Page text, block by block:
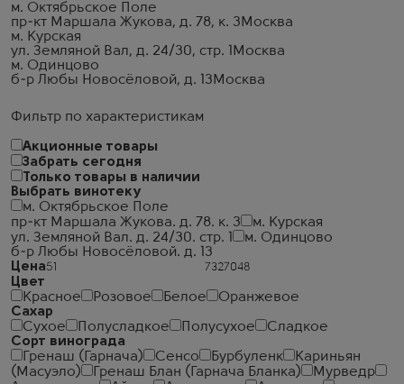
Фильтр по характеристикам
Акционные товары
Забрать сегодня
Только товары в наличии
Выбрать винотеку
м. Октябрьское Поле
пр-кт Маршала Жукова. д. 78. к. 3
м. Курская
ул. Земляной Вал. д. 24/30. стр. 1
м. Одинцово
б-р Любы Новосёловой. д. 13
Цена
Цвет
Красное
Розовое Белое
Оранжевое
Сахар
Сухое
Полусладкое Полусухое
Сладкое
Сорт винограда
Гренаш (Гарнача)
Сенсо Бурбуленк
Кариньян
(Масуэло)
Гренаш Блан (Гарнача Бланка)
Мурведр
м. Октябрьское Поле
пр-кт Маршала Жукова, д. 78, к. 3 Москва
м. Курская
ул. Земляной Вал, д. 24/30, стр. 1
Москва
м. Одинцово
б-р Любы Новосёловой, д. 13 Москва